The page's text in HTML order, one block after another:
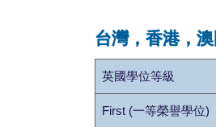
台灣，香港，
英國學位等級
First (一等榮譽學位)